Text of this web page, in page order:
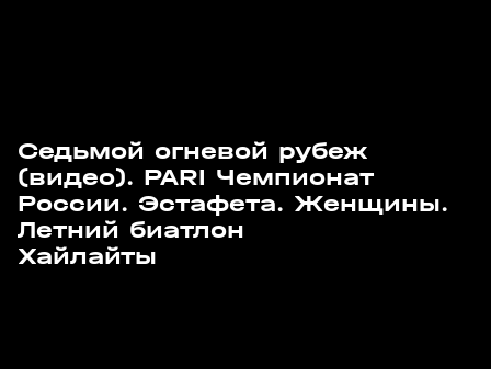
Седьмой огневой рубеж
(видео). PARI Чемпионат
России. Эстафета. Женщины.
Летний биатлон
Хайлайты
29 мар, 11:39